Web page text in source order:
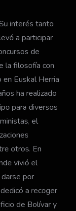
interés tanto
a participar
de
la filosofía con
Euskal Herria
ha realizado
para diversos
el
otros. En
vivió el
por
a recoger
de Bolívar y